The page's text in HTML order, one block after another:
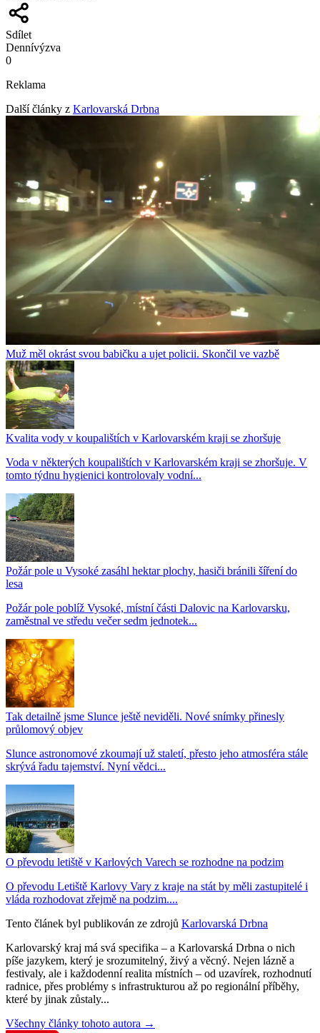
Sdílet
Dennívýzva
0
Reklama
Další články z Karlovarská Drbna
Muž měl okrást svou babičku a ujet policii. Skončil ve vazbě
Kvalita vody v koupalištích v Karlovarském kraji se zhoršuje
Voda v některých koupalištích v Karlovarském kraji se zhoršuje. V
tomto týdnu hygienici kontrolovaly vodní...
Požár pole u Vysoké zasáhl hektar plochy, hasiči bránili šíření do
lesa
Požár pole poblíž Vysoké, místní části Dalovic na Karlovarsku,
zaměstnal ve středu večer sedm jednotek...
Tak detailně jsme Slunce ještě neviděli. Nové snímky přinesly
průlomový objev
Slunce astronomové zkoumají už staletí, přesto jeho atmosféra stále
skrývá řadu tajemství. Nyní vědci...
O převodu letiště v Karlových Varech se rozhodne na podzim
O převodu Letiště Karlovy Vary z kraje na stát by měli zastupitelé i
vláda rozhodovat zřejmě na podzim....
Tento článek byl publikován ze zdrojů Karlovarská Drbna
Karlovarský kraj má svá specifika – a Karlovarská Drbna o nich
píše jazykem, který je srozumitelný, živý a věcný. Nejen lázně a
festivaly, ale i každodenní realita místních – od uzavírek, rozhodnutí
radnice, přes problémy s infrastrukturou až po regionální příběhy,
které by jinak zůstaly...
Všechny články tohoto autora →